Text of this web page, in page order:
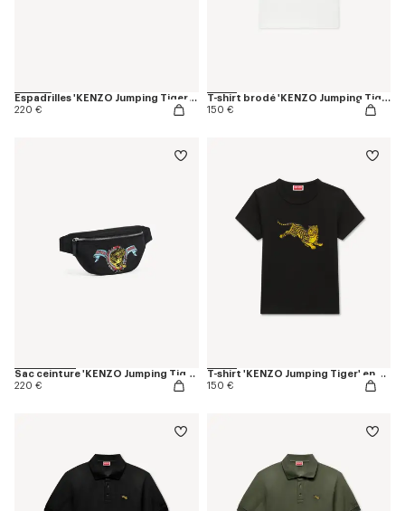
Espadrilles 'KENZO Jumping Tiger' en toile de coton
220 €
T-shirt brodé 'KENZO Jumping Tiger' en coton
150 €
Sac ceinture 'KENZO Jumping Tiger'
220 €
T-shirt 'KENZO Jumping Tiger' en coton
150 €